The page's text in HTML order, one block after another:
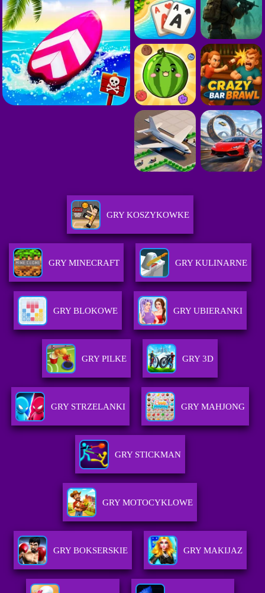
GRY KOSZYKOWKE
GRY MINECRAFT GRY KULINARNE
GRY BLOKOWE GRY UBIERANKI
GRY PILKE GRY 3D
GRY STRZELANKI GRY MAHJONG
GRY STICKMAN
GRY MOTOCYKLOWE
GRY BOKSERSKIE GRY MAKIJAZ